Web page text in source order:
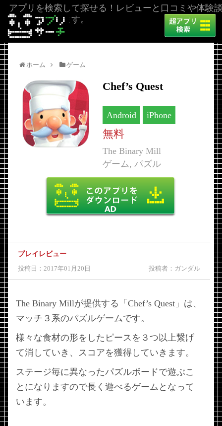
アプリを検索して探せる！レビューと口コミや体験
を掲載しています。
ホーム ゲーム
Chef’s Quest
Android iPhone
無料
The Binary Mill
ゲーム, パズル
プレイレビュー
投稿日：2017年01月20日 投稿者：ガンダル
The Binary Millが提供する「Chef’s Quest」は、
マッチ３系のパズルゲームです。
様々な食材の形をしたピースを３つ以上繋げ
て消していき、スコアを獲得していきます。
ステージ毎に異なったパズルボードで遊ぶこ
とになりますので長く遊べるゲームとなって
います。